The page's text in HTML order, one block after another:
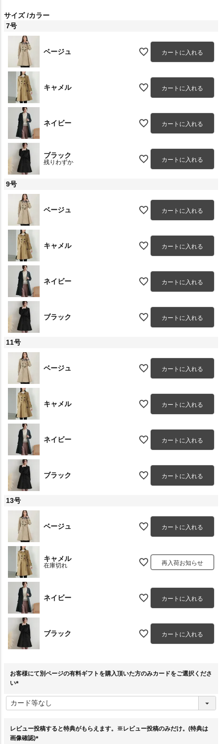
サイズ カラー
7号
ベージュ カートに入れる
キャメル カートに入れる
ネイビー カートに入れる
ブラック
残りわずか カートに入れる
9号
ベージュ カートに入れる
キャメル カートに入れる
ネイビー カートに入れる
ブラック カートに入れる
11号
ベージュ カートに入れる
キャメル カートに入れる
ネイビー カートに入れる
ブラック カートに入れる
13号
ベージュ カートに入れる
キャメル
在庫切れ 再入荷お知らせ
ネイビー カートに入れる
ブラック カートに入れる
お客様にて別ページの有料ギフトを購入頂いた方のみカードをご選択くださ
い
必
須
レビュー投稿すると特典がもらえます。※レビュー投稿のみだけ。(特典は
画像確認)